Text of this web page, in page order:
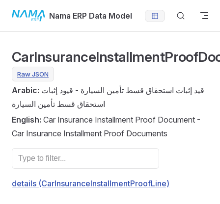
Skip to contentNama ERP Data Model
Raw JSON
Arabic:
استحقاق قسط تأمين السيارة
English: Car Insurance Installment Proof Document -
Car Insurance Installment Proof Documents
details (CarInsuranceInstallmentProofLine)